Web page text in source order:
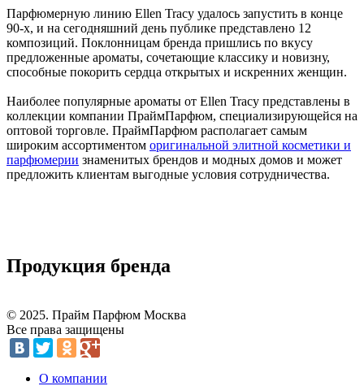
Парфюмерную линию Ellen Tracy удалось запустить в конце
90-х, и на сегодняшний день публике представлено 12
композиций. Поклонницам бренда пришлись по вкусу
предложенные ароматы, сочетающие классику и новизну,
способные покорить сердца открытых и искренних женщин.
Наиболее популярные ароматы от Ellen Tracy представлены в
коллекции компании ПраймПарфюм, специализирующейся на
оптовой торговле. ПраймПарфюм располагает самым
широким ассортиментом оригинальной элитной косметики и
парфюмерии знаменитых брендов и модных домов и может
предложить клиентам выгодные условия сотрудничества.
Продукция бренда
© 2025. Прайм Парфюм Москва
Все права защищены
О компании